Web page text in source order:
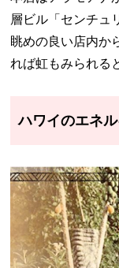
層ビル「センチュ
眺めの良い店内か
れば虹もみられる
ハワイのエネ